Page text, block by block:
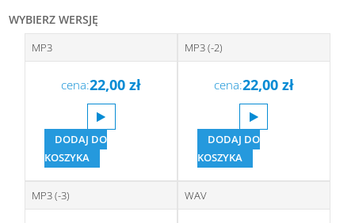
WYBIERZ WERSJĘ
MP3
cena:22,00zł
DODAJ DO
KOSZYKA
MP3 (-2)
cena:22,00 zł
DODAJ DO
KOSZYKA
MP3 (-3) WAV